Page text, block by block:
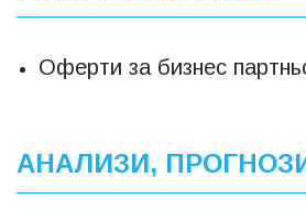
Оферти за бизнес
АНАЛИЗИ,